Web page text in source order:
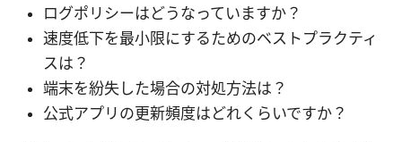
ログポリシーはどうなっていますか？
速度低下を最小限にするためのベストプラクティ
スは？
端末を紛失した場合の対処方法は？
公式アプリの更新頻度はどれくらいですか？